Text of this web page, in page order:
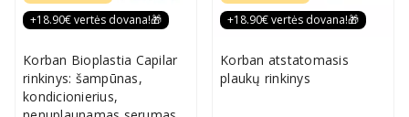
+18.90€ vertės dovana!🎁
Korban Bioplastia Capilar
rinkinys: šampūnas,
kondicionierius,
+18.90€ vertės dovana!🎁
Korban atstatomasis
plaukų rinkinys